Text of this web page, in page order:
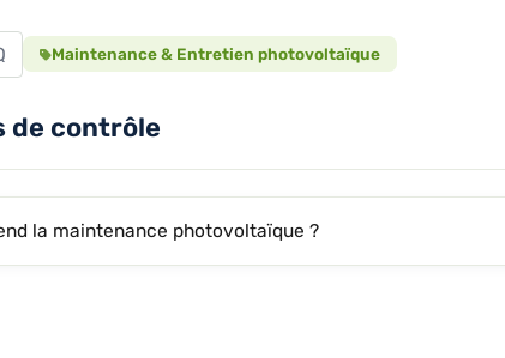
Maintenance & Entretien photovoltaïque
de contrôle
la maintenance photovoltaïque ?